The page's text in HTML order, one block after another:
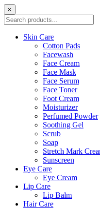
×
Skin Care
Cotton Pads
Facewash
Face Cream
Face Mask
Face Serum
Face Toner
Foot Cream
Moisturizer
Perfumed Powder
Soothing Gel
Scrub
Soap
Stretch Mark
Sunscreen
Eye Care
Eye Cream
Lip Care
Lip Balm
Hair Care